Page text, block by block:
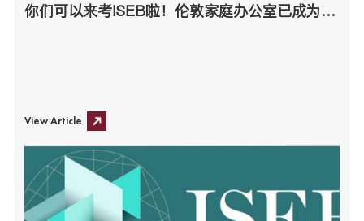
你们可以来考ISEB啦！伦敦家庭办公室已成为全球第一批ISEB认证考点！
View Article